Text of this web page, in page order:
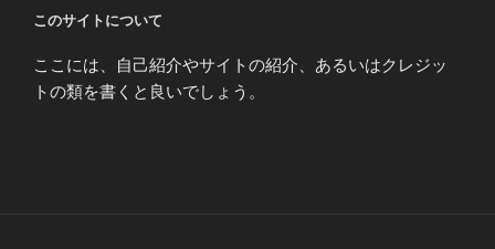
このサイトについて
ここには、自己紹介やサイトの紹介、あるいはクレジッ
トの類を書くと良いでしょう。